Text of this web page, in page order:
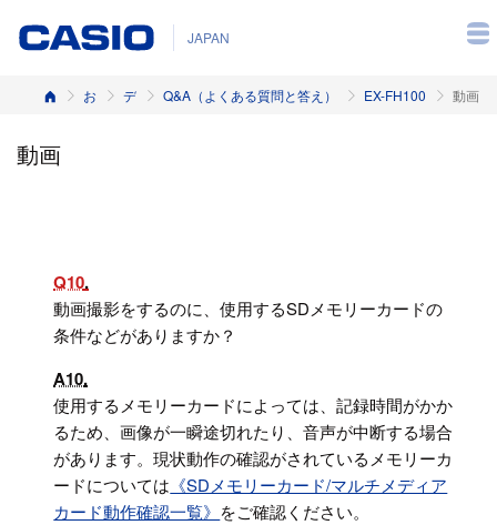
JAPAN
ホーム お客様サポート デジタルカメラ Q&A（よくある質問と答え） EX-FH100 動画
動画
Q10
動画撮影をするのに、使用するSDメモリーカードの
条件などがありますか？
A10
使用するメモリーカードによっては、記録時間がかか
るため、画像が一瞬途切れたり、音声が中断する場合
があります。現状動作の確認がされているメモリーカ
ードについては 《SDメモリーカード/マルチメディア
カード動作確認一覧》 をご確認ください。